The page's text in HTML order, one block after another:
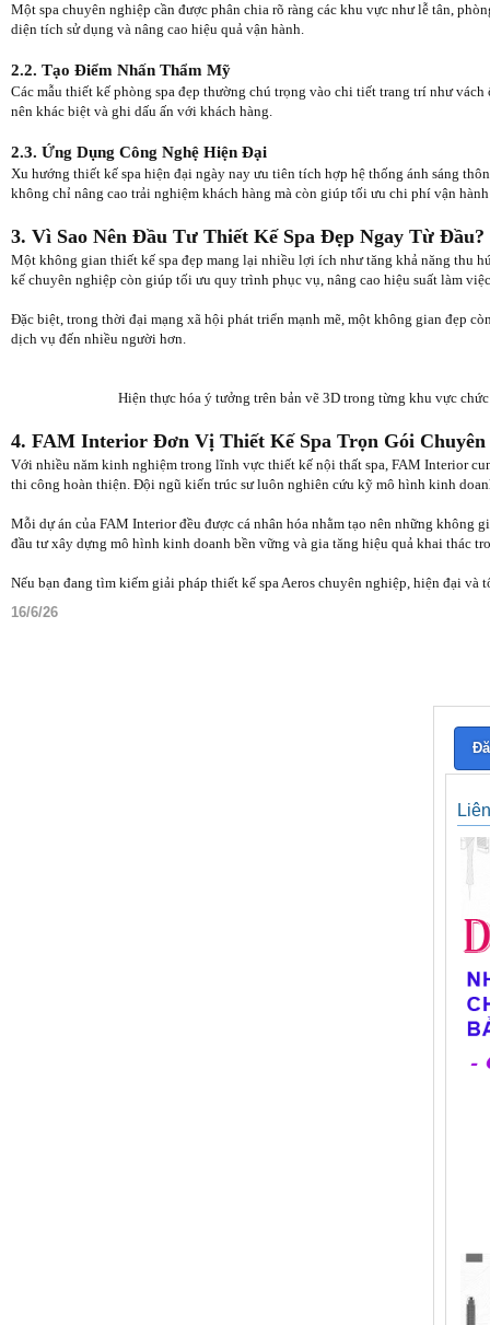
Một spa chuyên nghiệp cần được phân chia rõ ràng các khu vực như lễ tân,
diện tích sử dụng và nâng cao hiệu quả vận hành.
2.2. Tạo Điểm Nhấn Thẩm Mỹ
Các mẫu thiết kế phòng spa đẹp thường chú trọng vào chi tiết trang trí như
nên khác biệt và ghi dấu ấn với khách hàng.
2.3. Ứng Dụng Công Nghệ Hiện Đại
Xu hướng thiết kế spa hiện đại ngày nay ưu tiên tích hợp hệ thống ánh sáng
không chỉ nâng cao trải nghiệm khách hàng mà còn giúp tối ưu chi phí vận
3. Vì Sao Nên Đầu Tư Thiết Kế Spa Đẹp Ngay Từ Đầu?
Một không gian thiết kế spa đẹp mang lại nhiều lợi ích như tăng khả năng thu
kế chuyên nghiệp còn giúp tối ưu quy trình phục vụ, nâng cao hiệu suất làm
Đặc biệt, trong thời đại mạng xã hội phát triển mạnh mẽ, một không gian đẹp
dịch vụ đến nhiều người hơn.
Hiện thực hóa ý tưởng trên bản vẽ 3D trong từng khu vực
4. FAM Interior Đơn Vị Thiết Kế Spa Trọn Gói Chuyên
Với nhiều năm kinh nghiệm trong lĩnh vực thiết kế nội thất spa, FAM Interior
thi công hoàn thiện. Đội ngũ kiến trúc sư luôn nghiên cứu kỹ mô hình kinh
Mỗi dự án của FAM Interior đều được cá nhân hóa nhằm tạo nên những không
đầu tư xây dựng mô hình kinh doanh bền vững và gia tăng hiệu quả khai thác
Nếu bạn đang tìm kiếm giải pháp thiết kế spa Aeros chuyên nghiệp, hiện đại
16/6/26